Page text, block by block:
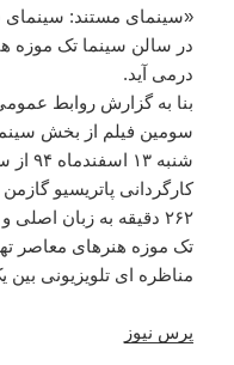
در سالن سینما تک موزه
درمی آید.
بنا به گزارش روابط
سومین فیلم از بخش
۲۶۲ دقیقه به زبان
تک موزه هنرهای معاصر
مناظره ای تلویزیونی
پرس نیوز